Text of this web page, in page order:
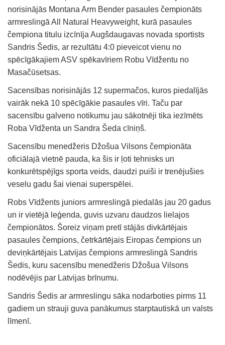
norisinājās Montana Arm Bender pasaules čempionāts
armreslingā All Natural Heavyweight, kurā pasaules
čempiona titulu izcīnīja Augšdaugavas novada sportists
Sandris Šedis, ar rezultātu 4:0 pieveicot vienu no
spēcīgākajiem ASV spēkavīriem Robu Vīdžentu no
Masačūsetsas.
Sacensības norisinājās 12 supermačos, kuros piedalījās
vairāk nekā 10 spēcīgākie pasaules vīri. Taču par
sacensību galveno notikumu jau sākotnēji tika iezīmēts
Roba Vīdženta un Sandra Šeda cīniņš.
Sacensību menedžeris Džošua Vilsons čempionāta
oficiālajā vietnē pauda, ka šis ir ļoti tehnisks un
konkurētspējīgs sporta veids, daudzi puiši ir trenējušies
veselu gadu šai vienai superspēlei.
Robs Vīdžents juniors armreslingā piedalās jau 20 gadus
un ir vietējā leģenda, guvis uzvaru daudzos lielajos
čempionātos. Šoreiz viņam pretī stājās divkārtējais
pasaules čempions, četrkārtējais Eiropas čempions un
deviņkārtējais Latvijas čempions armreslingā Sandris
Šedis, kuru sacensību menedžeris Džošua Vilsons
nodēvējis par Latvijas brīnumu.
Sandris Šedis ar armreslingu sāka nodarboties pirms 11
gadiem un strauji guva panākumus starptautiskā un valsts
līmenī.